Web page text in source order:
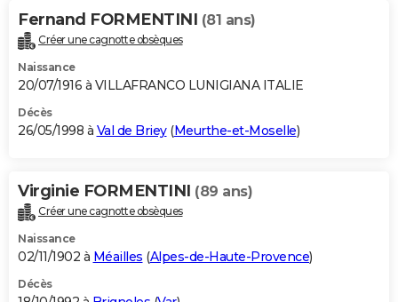
Fernand FORMENTINI (81 ans)
Créer une cagnotte obsèques
Naissance
20/07/1916 à VILLAFRANCO LUNIGIANA ITALIE
Décès
26/05/1998 à Val de Briey(Meurthe-et-Moselle)
Virginie FORMENTINI (89 ans)
Créer une cagnotte obsèques
Naissance
02/11/1902 à Méailles (Alpes-de-Haute-Provence)
Décès